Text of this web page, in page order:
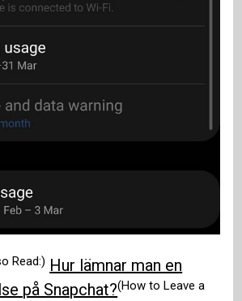
Read:) Hur lämnar man en
på Snapchat?(How to Leave a